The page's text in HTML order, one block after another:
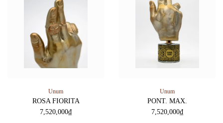
Unum
ROSA FIORITA
7,520,000₫
Unum
PONT. MAX.
7,520,000₫